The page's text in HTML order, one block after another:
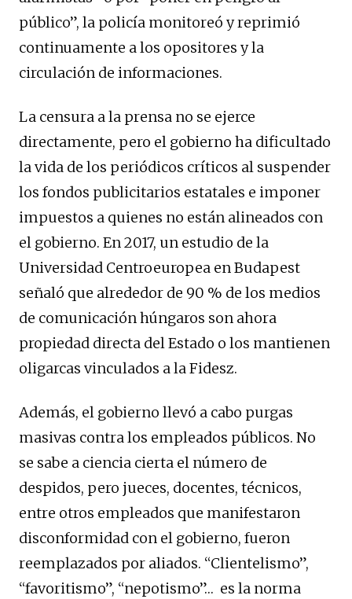
público”, la policía monitoreó y reprimió
continuamente a los opositores y la
circulación de informaciones.
La censura a la prensa no se ejerce
directamente, pero el gobierno ha dificultado
la vida de los periódicos críticos al suspender
los fondos publicitarios estatales e imponer
impuestos a quienes no están alineados con
el gobierno. En 2017, un estudio de la
Universidad Centroeuropea en Budapest
señaló que alrededor de 90 % de los medios
de comunicación húngaros son ahora
propiedad directa del Estado o los mantienen
oligarcas vinculados a la Fidesz.
Además, el gobierno llevó a cabo purgas
masivas contra los empleados públicos. No
se sabe a ciencia cierta el número de
despidos, pero jueces, docentes, técnicos,
entre otros empleados que manifestaron
disconformidad con el gobierno, fueron
reemplazados por aliados. “Clientelismo”,
“favoritismo”, “nepotismo”… es la norma